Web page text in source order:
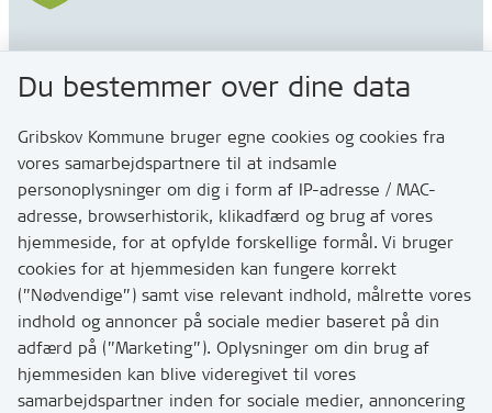
Gribskov Kommune
Rådhusvej 3
3200 Helsinge
Kontakt
Skriv til os via Digital Post
Har du brug for at komme i kontakt med os? Se her
hvordan
Tip os om huller i vejen eller andet
T:7249 6000
Bemærk: vi har mange opkald mellem kl. 10 og 11
Du bestemmer over dine data
Gribskov Kommune bruger egne cookies og cookies fra
vores samarbejdspartnere til at indsamle
personoplysninger om dig i form af IP-adresse / MAC-
adresse, browserhistorik, klikadfærd og brug af vores
hjemmeside, for at opfylde forskellige formål. Vi bruger
cookies for at hjemmesiden kan fungere korrekt
(”Nødvendige”) samt vise relevant indhold, målrette vores
indhold og annoncer på sociale medier baseret på din
adfærd på (”Marketing”). Oplysninger om din brug af
hjemmesiden kan blive videregivet til vores
samarbejdspartner inden for sociale medier, annoncering